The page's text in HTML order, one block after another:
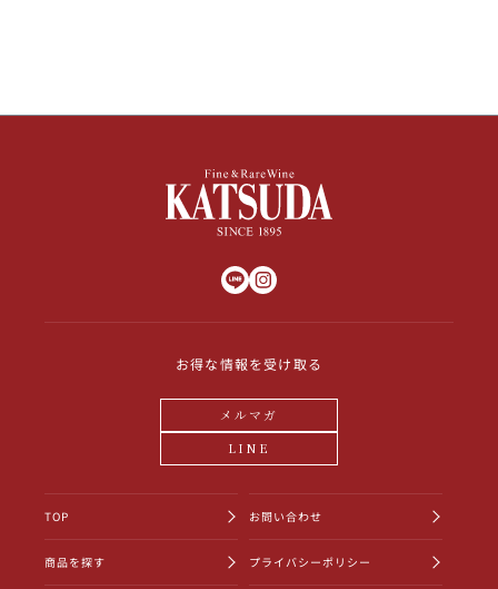
お得な情報を受け取る
メルマガ
LINE
TOP
商品を探す
お問い合わせ
プライバシーポリシー